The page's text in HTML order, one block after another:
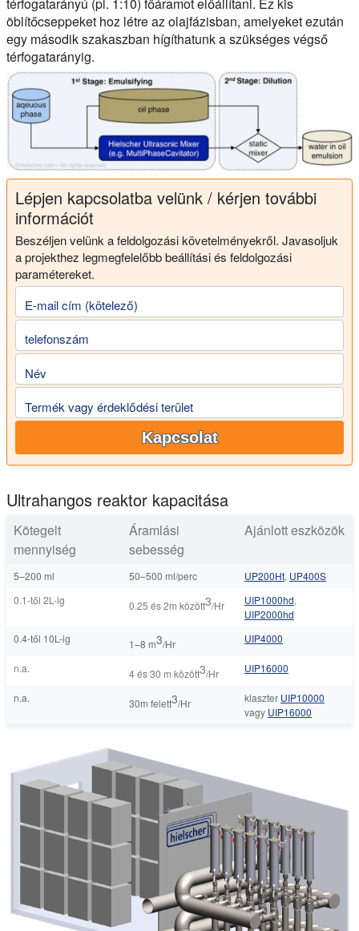
térfogatarányú (pl. 1:10) főáramot előállítani. Ez kis
öblítőcseppeket hoz létre az olajfázisban, amelyeket ezután
egy második szakaszban hígíthatunk a szükséges végső
térfogatarányig.
Lépjen kapcsolatba velünk / kérjen további
információt
Beszéljen velünk a feldolgozási követelményekről. Javasoljuk
a projekthez legmegfelelőbb beállítási és feldolgozási
paramétereket.
E-mail cím (kötelező)
telefonszám
Név
Termék vagy érdeklődési terület
Kapcsolat
Ultrahangos reaktor kapacitása
Kötegelt
mennyiség
Áramlási
sebesség
Ajánlott eszközök
5–200 ml 50–500 ml/perc UP200Ht, UP400S
0.1-től 2L-ig
0.25 és 2m között3/Hr UIP1000hd,
UIP2000hd
0.4-től 10L-ig
1–8 m3/Hr UIP4000
n.a. 4 és 30 m között3/Hr UIP16000
n.a. 30m felett3/Hr klaszter UIP10000
vagy UIP16000